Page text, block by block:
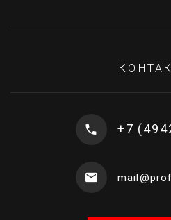
+7